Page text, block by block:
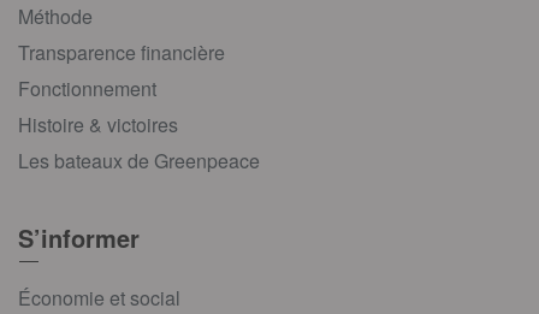
Méthode
Transparence financière
Fonctionnement
Histoire & victoires
Les bateaux de Greenpeace
S’informer
Économie et social